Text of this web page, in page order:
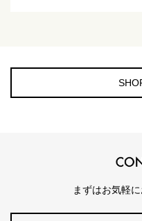
まずはお気軽